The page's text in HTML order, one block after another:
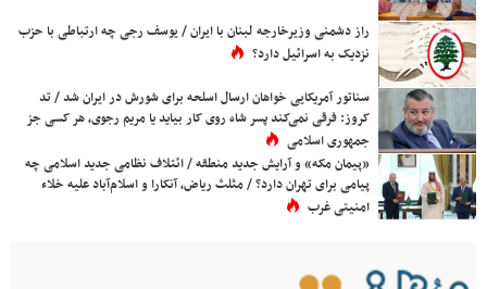
راز دشمنی وزیرخارجه لبنان با ایران / یوسف رجی چه ارتباطی با حزب
نزدیک به اسرائیل دارد؟
سناتور آمریکایی خواهان ارسال اسلحه برای شورش در ایران شد / تد
کروز: فرقی نمی‌کند پسر شاه روی کار بیاید یا مریم رجوی، هر کسی جز
جمهوری اسلامی
«پیمان مکه» و آرایش جدید منطقه / ائتلاف نظامی جدید اسلامی چه
پیامی برای تهران دارد؟ / مثلث ریاض، آنکارا و اسلام‌آباد علیه خلاء
امنیتی غرب